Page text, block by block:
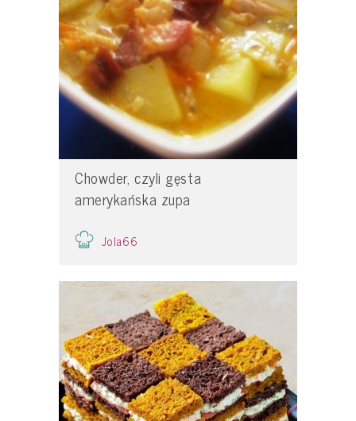
Chowder, czyli gęsta
amerykańska zupa
Jola66